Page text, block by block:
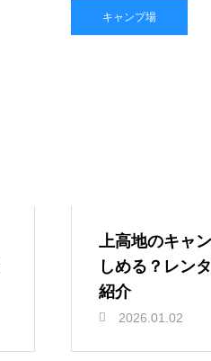
キャンプ場
上高地のキャ
しめる？レン
紹介
2026.01.02